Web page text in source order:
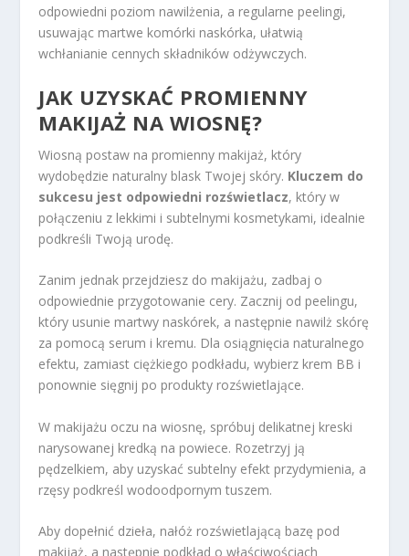
odpowiedni poziom nawilżenia, a regularne peelingi,
usuwając martwe komórki naskórka, ułatwią
wchłanianie cennych składników odżywczych.
JAK UZYSKAĆ PROMIENNY
MAKIJAŻ NA WIOSNĘ?
Wiosną postaw na promienny makijaż, który
wydobędzie naturalny blask Twojej skóry. Kluczem do
sukcesu jest odpowiedni rozświetlacz, który w
połączeniu z lekkimi i subtelnymi kosmetykami, idealnie
podkreśli Twoją urodę.
Zanim jednak przejdziesz do makijażu, zadbaj o
odpowiednie przygotowanie cery. Zacznij od peelingu,
który usunie martwy naskórek, a następnie nawilż skórę
za pomocą serum i kremu. Dla osiągnięcia naturalnego
efektu, zamiast ciężkiego podkładu, wybierz krem BB i
ponownie sięgnij po produkty rozświetlające.
W makijażu oczu na wiosnę, spróbuj delikatnej kreski
narysowanej kredką na powiece. Rozetrzyj ją
pędzelkiem, aby uzyskać subtelny efekt przydymienia, a
rzęsy podkreśl wodoodpornym tuszem.
Aby dopełnić dzieła, nałóż rozświetlającą bazę pod
makijaż, a następnie podkład o właściwościach